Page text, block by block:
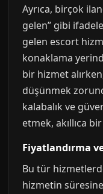
Ayrıca, birçok
gelen” gibi
gelen escort
konaklama
bir hizmet
düşünmek
kalabalık ve
etmek, akıllıca
Fiyatlandırma
Bu tür
hizmetin